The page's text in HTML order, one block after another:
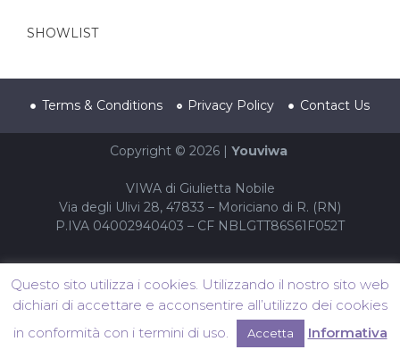
SHOWLIST
Terms & Conditions Privacy Policy Contact Us
Copyright © 2026 | Youviwa
VIWA di Giulietta Nobile
Via degli Ulivi 28, 47833 – Moriciano di R. (RN)
P.IVA 04002940403 – CF NBLGTT86S61F052T
Questo sito utilizza i cookies. Utilizzando il nostro sito web
dichiari di accettare e acconsentire all’utilizzo dei cookies
in conformità con i termini di uso.
Accetta Informativa